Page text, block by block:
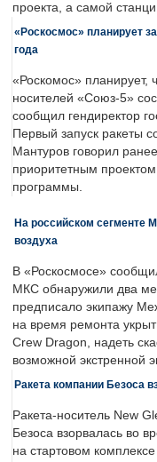
проекта, а самой
«Роскосмос» планирует
года
«Роскомос» планирует,
носителей «Союз-5»
сообщил гендиректор
Первый запуск ракеты
Мантуров говорил
приоритетным
программы.
На российском сегменте
воздуха
В «Роскосмосе»
МКС обнаружили два
предписало экипажу
на время ремонта
Crew Dragon, надеть
возможной экстренной
Ракета компании Безоса
Ракета-носитель New
Безоса взорвалась во
на стартовом